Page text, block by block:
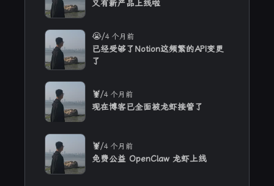
又有新产品上线啦
😭/4 个月前
已经受够了Notion这频繁的API变更
了
🦞/4 个月前
现在博客已全面被龙虾接管了
🦞/4 个月前
免费公益 OpenClaw 龙虾上线